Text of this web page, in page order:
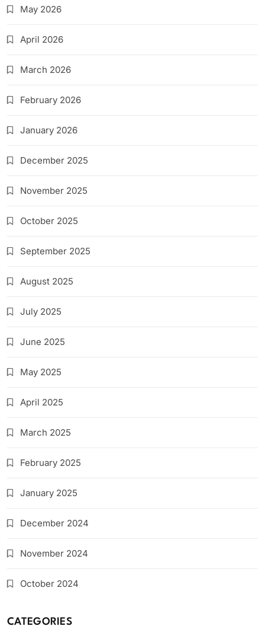
May 2026
April 2026
March 2026
February 2026
January 2026
December 2025
November 2025
October 2025
September 2025
August 2025
July 2025
June 2025
May 2025
April 2025
March 2025
February 2025
January 2025
December 2024
November 2024
October 2024
CATEGORIES